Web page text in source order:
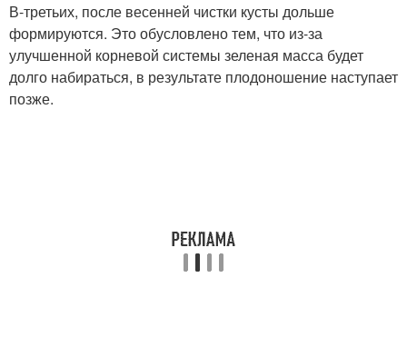
В-третьих, после весенней чистки кусты дольше
формируются. Это обусловлено тем, что из-за
улучшенной корневой системы зеленая масса будет
долго набираться, в результате плодоношение наступает
позже.